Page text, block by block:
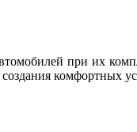
при их
комфортных